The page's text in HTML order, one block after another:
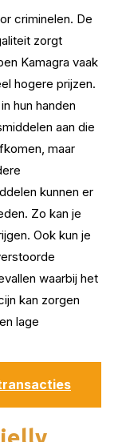
criminelen. De
zorgt
Kamagra vaak
hogere prijzen.
hun handen
aan die
maar
kunnen er
Zo kan je
Ook kun je
waarbij het
kan zorgen
lage